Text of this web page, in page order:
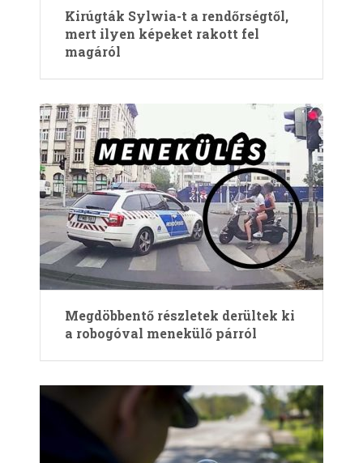
Kirúgták Sylwia-t a rendőrségtől,
mert ilyen képeket rakott fel
magáról
Megdöbbentő részletek derültek ki
a robogóval menekülő párról